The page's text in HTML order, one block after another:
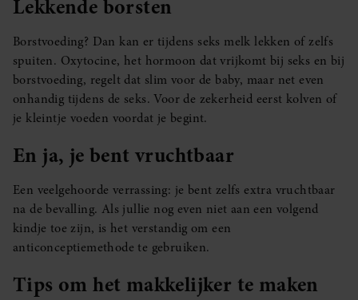
Lekkende borsten
Borstvoeding? Dan kan er tijdens seks melk lekken of zelfs
spuiten. Oxytocine, het hormoon dat vrijkomt bij seks en bij
borstvoeding, regelt dat slim voor de baby, maar net even
onhandig tijdens de seks. Voor de zekerheid eerst kolven of
je kleintje voeden voordat je begint.
En ja, je bent vruchtbaar
Een veelgehoorde verrassing: je bent zelfs extra vruchtbaar
na de bevalling. Als jullie nog even niet aan een volgend
kindje toe zijn, is het verstandig om een
anticonceptiemethode te gebruiken.
Tips om het makkelijker te maken